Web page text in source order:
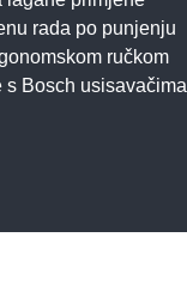
rada po punjenju
ručkom
Bosch usisavačima